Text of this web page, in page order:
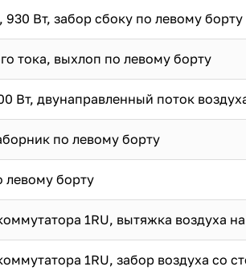
Вт, забор сбоку по левому борту
тока, выхлоп по левому борту
Вт, двунаправленный поток
по левому борту
левому борту
1RU, вытяжка воздуха
1RU, забор воздуха со